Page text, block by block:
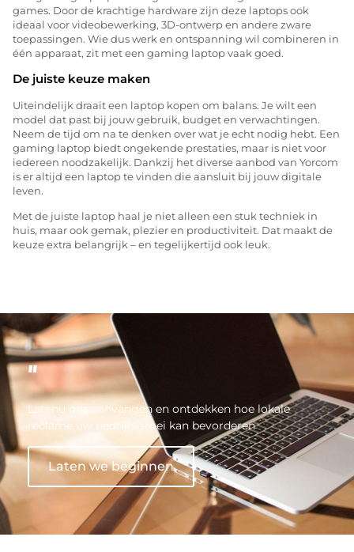
games. Door de krachtige hardware zijn deze laptops ook
ideaal voor videobewerking, 3D-ontwerp en andere zware
toepassingen. Wie dus werk en ontspanning wil combineren in
één apparaat, zit met een gaming laptop vaak goed.
De juiste keuze maken
Uiteindelijk draait een laptop kopen om balans. Je wilt een
model dat past bij jouw gebruik, budget en verwachtingen.
Neem de tijd om na te denken over wat je echt nodig hebt. Een
gaming laptop biedt ongekende prestaties, maar is niet voor
iedereen noodzakelijk. Dankzij het diverse aanbod van Yorcom
is er altijd een laptop te vinden die aansluit bij jouw digitale
leven.
Met de juiste laptop haal je niet alleen een stuk techniek in
huis, maar ook gemak, plezier en productiviteit. Dat maakt de
keuze extra belangrijk – en tegelijkertijd ook leuk.
"
Latenu ons aanvangen en ontdekken hoe lokale
reclame uw bedrijfsgroei kan bevorderen
Laten we beginnen